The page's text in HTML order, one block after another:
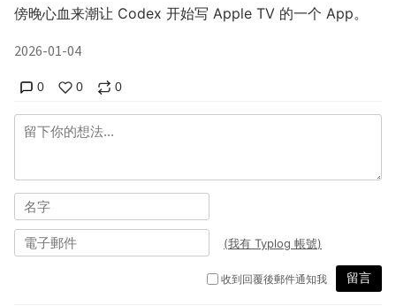
傍晚心血来潮让 Codex 开始写 Apple TV 的一个 App。
2026-01-04